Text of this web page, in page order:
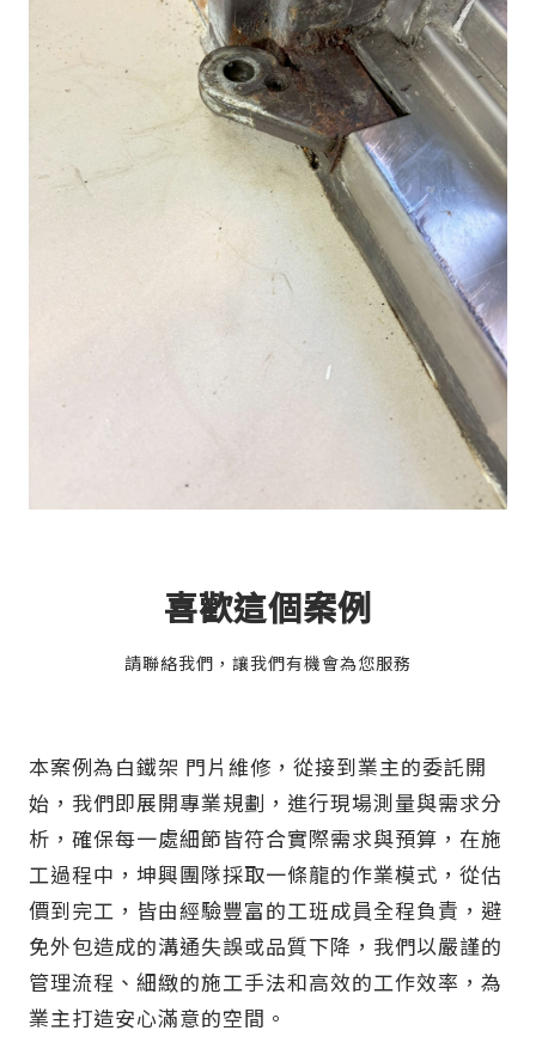
喜歡這個案例
請聯絡我們，讓我們有機會為您服務
本案例為白鐵架 門片維修，從接到業主的委託開
始，我們即展開專業規劃，進行現場測量與需求分
析，確保每一處細節皆符合實際需求與預算，在施
工過程中，坤興團隊採取一條龍的作業模式，從估
價到完工，皆由經驗豐富的工班成員全程負責，避
免外包造成的溝通失誤或品質下降，我們以嚴謹的
管理流程、細緻的施工手法和高效的工作效率，為
業主打造安心滿意的空間。